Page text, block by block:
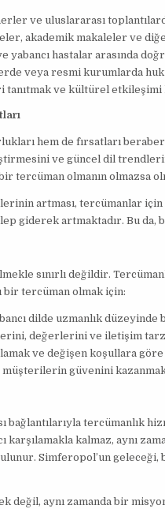
ve uluslararası
akademik makaleler ve
hastalar arasında
veya resmi kurumlarda
tanıtmak ve kültürel etkileşimi
hem de fırsatları
ve güncel dil
tercüman olmanın olmazsa
artması, tercümanlar
giderek artmaktadır. Bu
sınırlı değildir.
bir tercüman olmak için:
dilde uzmanlık düzeyinde
değerlerini ve iletişim
ve değişen koşullara
müşterilerin güvenini
tercümanlık
karşılamakla kalmaz, aynı
Simferopol’un
değil, aynı zamanda bir